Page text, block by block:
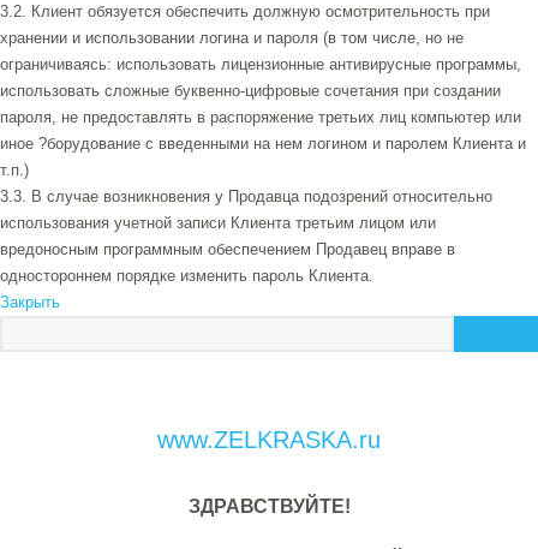
3.2. Клиент обязуется обеспечить должную осмотрительность при
хранении и использовании логина и пароля (в том числе, но не
ограничиваясь: использовать лицензионные антивирусные программы,
использовать сложные буквенно-цифровые сочетания при создании
пароля, не предоставлять в распоряжение третьих лиц компьютер или
иное ?борудование с введенными на нем логином и паролем Клиента и
т.п.)
3.3. В случае возникновения у Продавца подозрений относительно
использования учетной записи Клиента третьим лицом или
вредоносным программным обеспечением Продавец вправе в
одностороннем порядке изменить пароль Клиента.
Закрыть
www.ZELKRASKA.ru
ЗДРАВСТВУЙТЕ!